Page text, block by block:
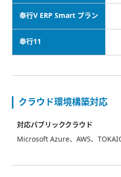
奉行V ERP Smart プラン
奉行11
クラウド環境構築対応
対応パブリッククラウド
Microsoft Azure、AWS、